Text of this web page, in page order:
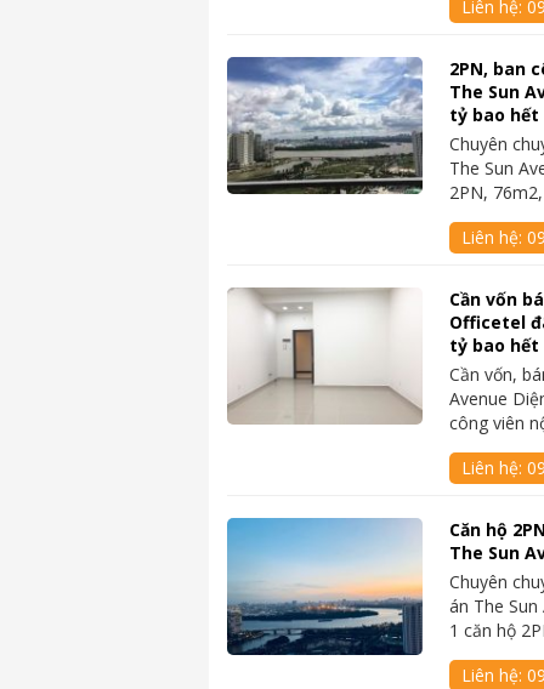
Liên hệ:
2PN, ban
The Sun
tỷ bao hết
Chuyên
The Sun
2PN,
Liên hệ:
Cần vốn
Officetel
tỷ bao hết
Cần vốn,
Avenue
công viên
Liên hệ:
Căn hộ
The Sun
Chuyên
án The
1 căn hộ
Liên hệ: